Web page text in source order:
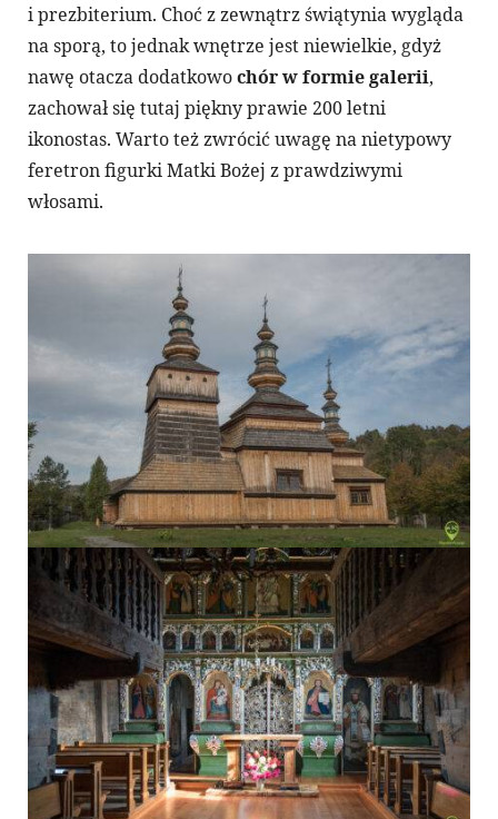
i prezbiterium. Choć z zewnątrz świątynia wygląda
na sporą, to jednak wnętrze jest niewielkie, gdyż
nawę otacza dodatkowochór w formie galerii,
zachował się tutaj piękny prawie 200 letni
ikonostas. Warto też zwrócić uwagę na nietypowy
feretron figurki Matki Bożej z prawdziwymi
włosami.